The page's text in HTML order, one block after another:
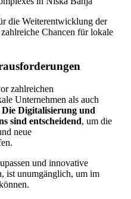
die Weiterentwicklung der
Chancen für lokale
zahlreichen
Unternehmen als auch
Die Digitalisierung und
sind entscheidend, um die
neue
und innovative
ist unumgänglich, um im